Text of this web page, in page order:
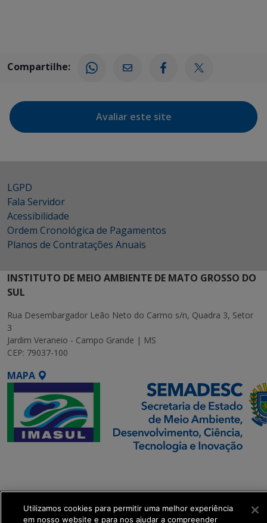
Compartilhe:
Avaliar este site
LGPD
Fala Servidor
Acessibilidade
Ordem Cronológica de Pagamentos
Planos de Contratações Anuais
INSTITUTO DE MEIO AMBIENTE DE MATO GROSSO DO
SUL
Rua Desembargador Leão Neto do Carmo s/n, Quadra 3, Setor
3
Jardim Veraneio - Campo Grande | MS
CEP: 79037-100
MAPA
Transformação Digital
Utilizamos cookies para permitir uma melhor experiência
em nosso website e para nos ajudar a compreender